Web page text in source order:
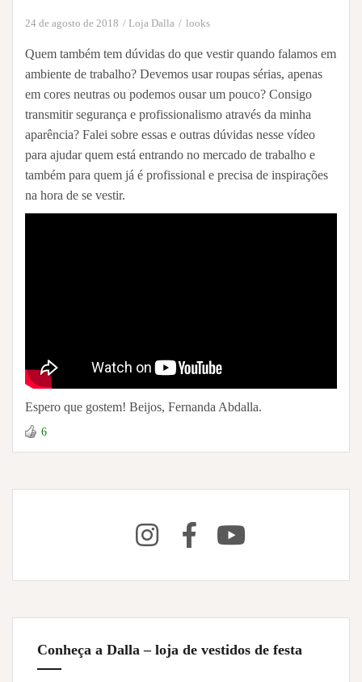
24 de agosto de 2018 Loja Dalla looks
Quem também tem dúvidas do que vestir quando falamos em
ambiente de trabalho? Devemos usar roupas sérias, apenas
em cores neutras ou podemos ousar um pouco? Consigo
transmitir segurança e profissionalismo através da minha
aparência? Falei sobre essas e outras dúvidas nesse vídeo
para ajudar quem está entrando no mercado de trabalho e
também para quem já é profissional e precisa de inspirações
na hora de se vestir.
Espero que gostem! Beijos, Fernanda Abdalla.
6
Conheça a Dalla – loja de vestidos de festa